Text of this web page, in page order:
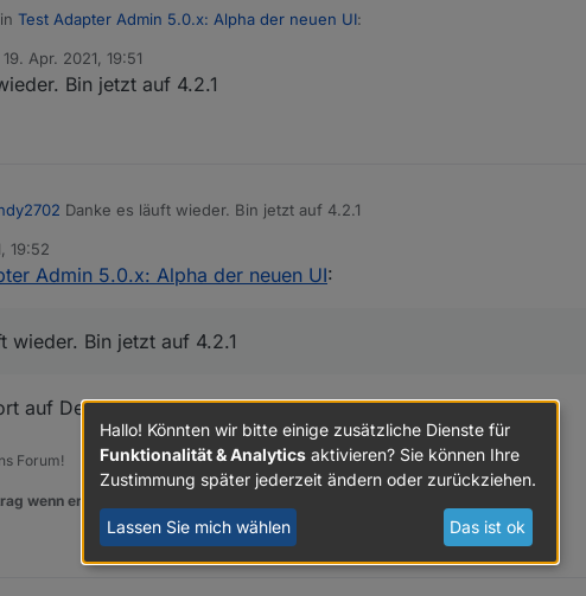
Test Adapter Admin 5.0.x: Alpha der neuen UI:
noch dann die Fehlermeldung die ich schon gepostet habe.
--production
19. Apr. 2021, 19:51
von
Bin jetzt auf 4.2.1
Danke es läuft wieder. Bin jetzt auf 4.2.1
19:52
Admin 5.0.x: Alpha der neuen UI:
wieder. Bin jetzt auf 4.2.1
auf Default/Stable stellen
Forum!
wenn er euch geholfen hat.
Hallo! Könnten wir bitte einige zusätzliche Dienste für
Funktionalität & Analytics aktivieren? Sie können Ihre
Zustimmung später jederzeit ändern oder zurückziehen.
Lassen Sie mich wählen Das ist ok